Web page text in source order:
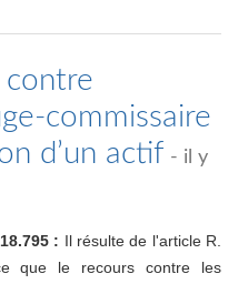
contre
commissaire
d’un actif - il y
: Il résulte de l'article R.
que le recours contre les